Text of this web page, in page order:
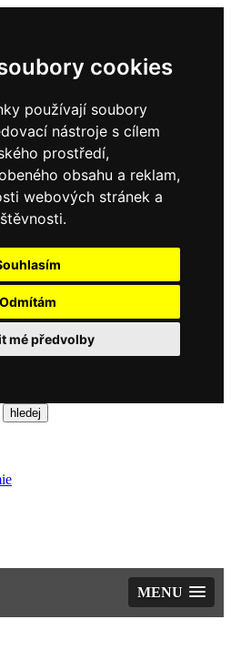
cookies
používají soubory
nástroje s cílem
prostředí,
obsahu a reklam,
webových stránek a
Odmítám
mé předvolby
MENU